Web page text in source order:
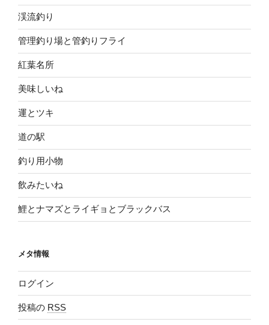
渓流釣り
管理釣り場と管釣りフライ
紅葉名所
美味しいね
運とツキ
道の駅
釣り用小物
飲みたいね
鯉とナマズとライギョとブラックバス
メタ情報
ログイン
投稿の RSS